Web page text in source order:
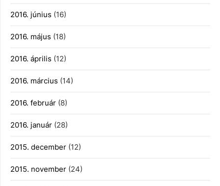
2016. június (16)
2016. május (18)
2016. április (12)
2016. március (14)
2016. február (8)
2016. január (28)
2015. december (12)
2015. november (24)